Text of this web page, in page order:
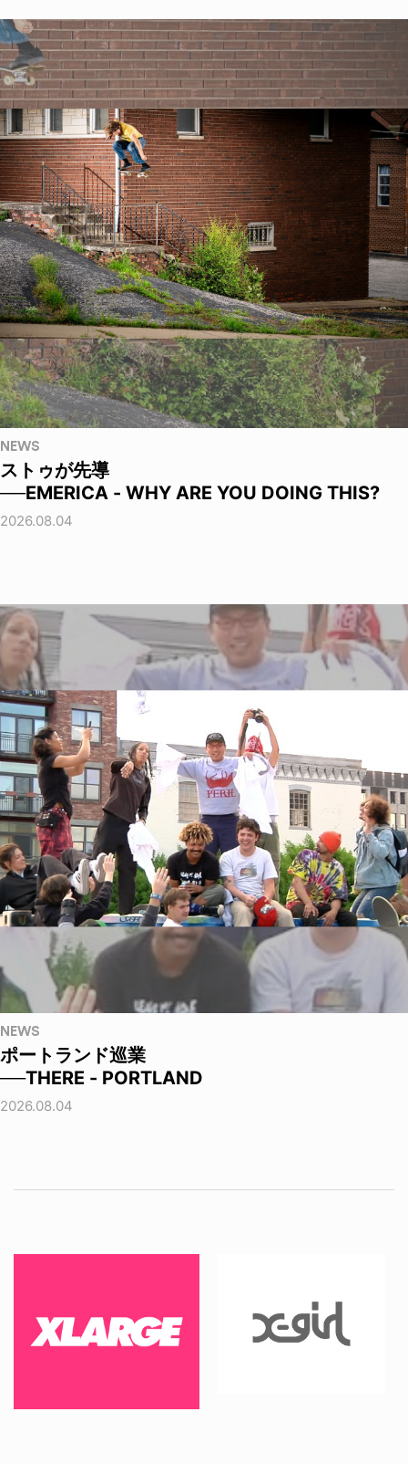
NEWS
ストゥが先導
──EMERICA - WHY ARE YOU DOING THIS?
2026.08.04
NEWS
ポートランド巡業
──THERE - PORTLAND
2026.08.04